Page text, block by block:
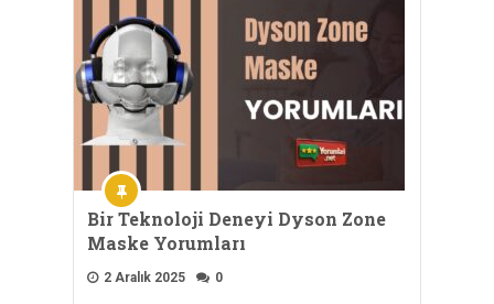
Bir Teknoloji Deneyi Dyson Zone
Maske Yorumları
2 Aralık 2025 0